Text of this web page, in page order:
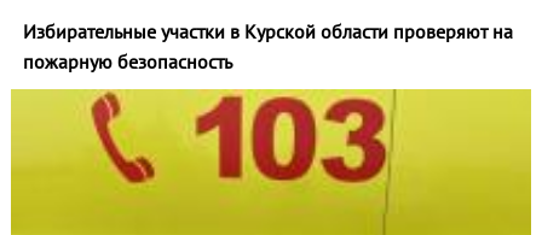
Избирательные участки в Курской области проверяют на
пожарную безопасность